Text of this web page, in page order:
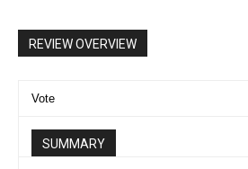
REVIEW OVERVIEW
Vote
SUMMARY